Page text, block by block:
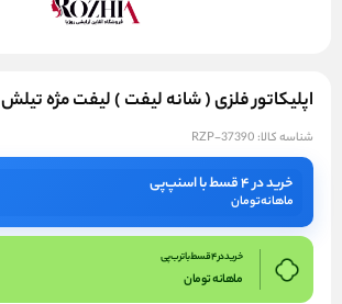
اپلیکاتور فلزی ( شانه لیفت ) لیفت مژه تیلش
شناسه کالا: RZP-37390
خرید در ۴ قسط با اسنپ‌پی
ماهانهتومان
خرید در 4 قسط با ترب پی
ماهانهتومان